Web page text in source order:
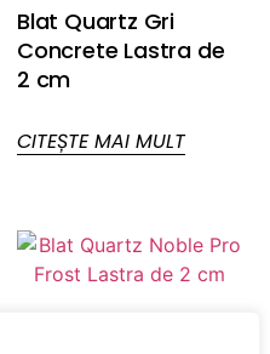
Blat Quartz Gri
Concrete Lastra de
2 cm
CITEȘTE MAI MULT